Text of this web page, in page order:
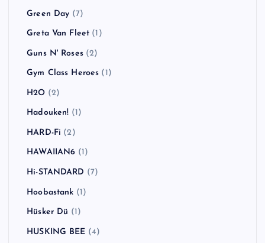
Green Day (7)
Greta Van Fleet (1)
Guns N' Roses(2)
Gym Class Heroes (1)
H2O (2)
Hadouken! (1)
HARD-Fi (2)
HAWAIIAN6 (1)
Hi-STANDARD (7)
Hoobastank (1)
Hüsker Dü (1)
HUSKING BEE (4)